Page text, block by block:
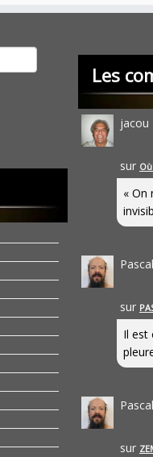
Les
jacou
sur
« On
sur
Il est
sur